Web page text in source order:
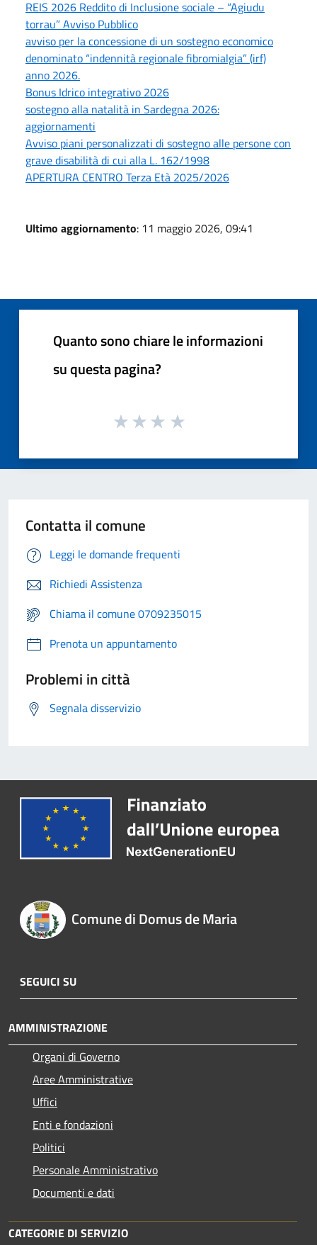
REIS 2026 Reddito di Inclusione sociale – “Agiudu
torrau” Avviso Pubblico
avviso per la concessione di un sostegno economico
denominato “indennità regionale fibromialgia” (irf)
anno 2026.
Bonus Idrico integrativo 2026
sostegno alla natalità in Sardegna 2026:
aggiornamenti
Avviso piani personalizzati di sostegno alle persone con
grave disabilità di cui alla L. 162/1998
APERTURA CENTRO Terza Età 2025/2026
Ultimo aggiornamento: 11 maggio 2026, 09:41
Quanto sono chiare le informazioni
su questa pagina?
Contatta il comune
Leggi le domande frequenti
Richiedi Assistenza
Chiama il comune 0709235015
Prenota un appuntamento
Problemi in città
Segnala disservizio
Comune di Domus de Maria
SEGUICI SU
AMMINISTRAZIONE
Organi di Governo
Aree Amministrative
Uffici
Enti e fondazioni
Politici
Personale Amministrativo
Documenti e dati
CATEGORIE DI SERVIZIO